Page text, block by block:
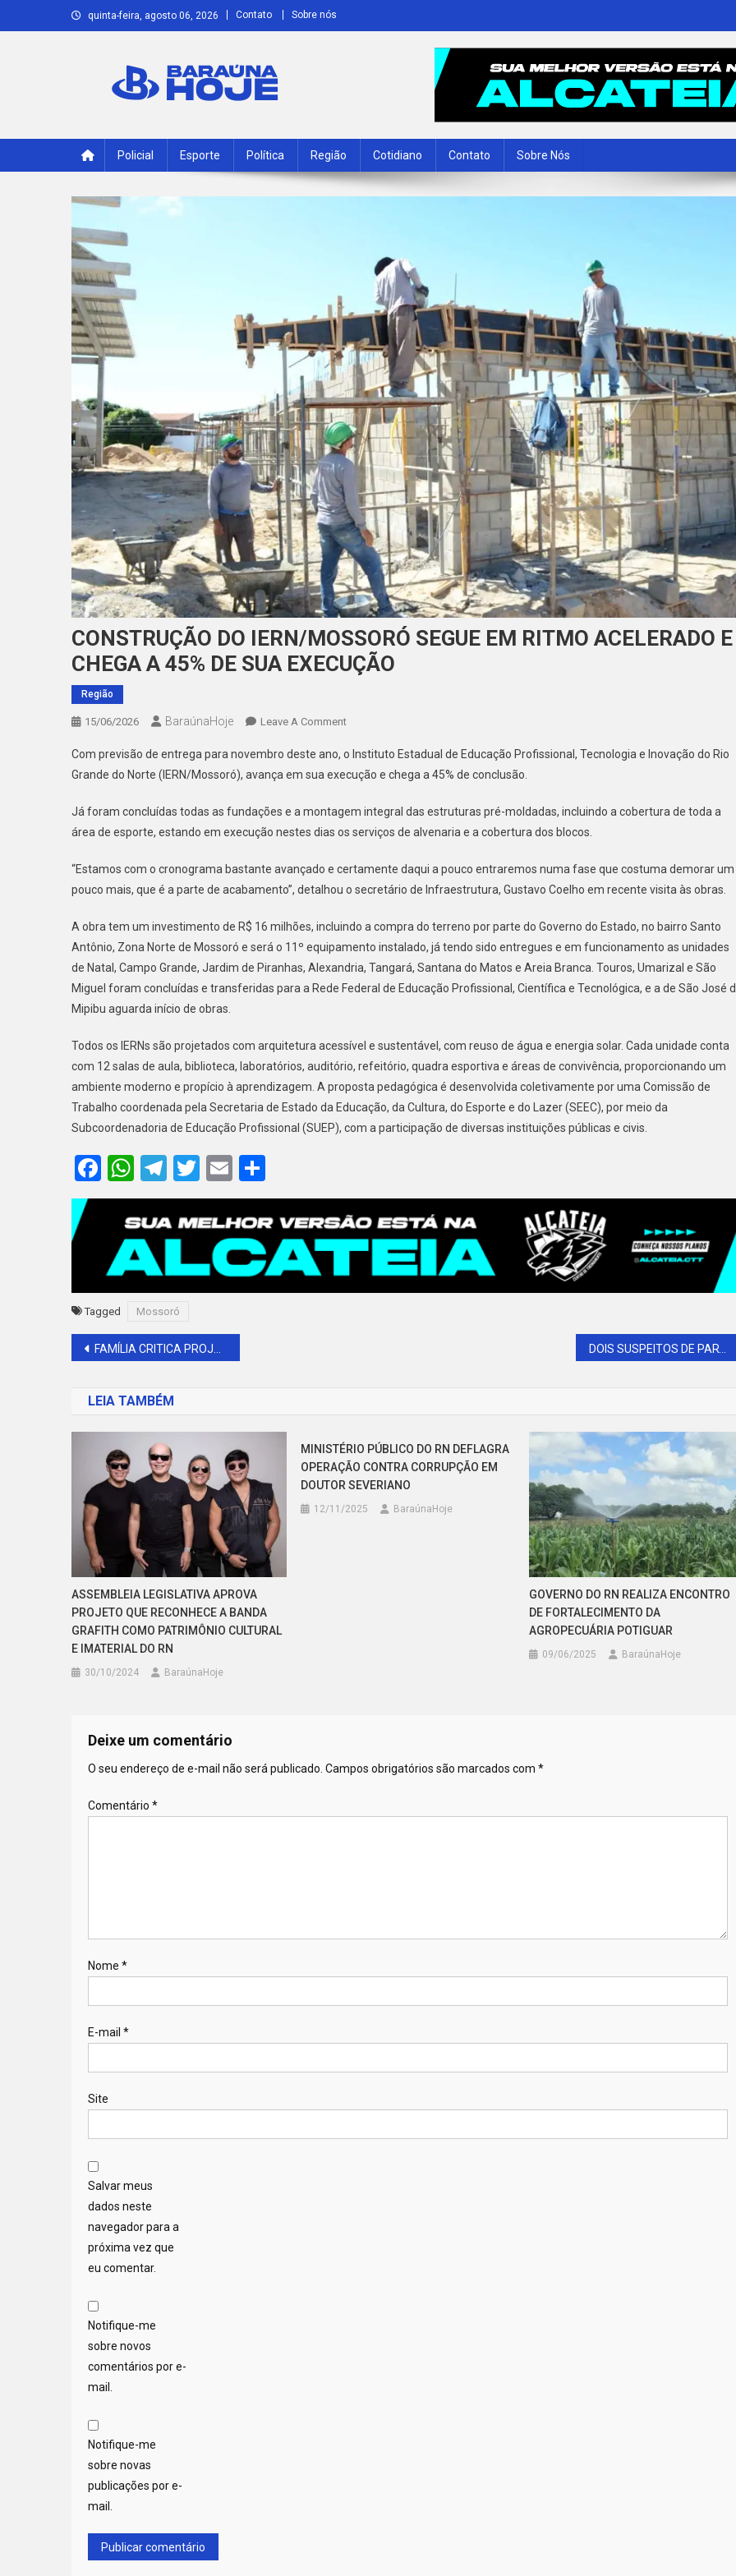
to
quinta-feira, agosto 06, 2026 Contato Sobre nós
Policial Esporte Política Região Cotidiano Contato Sobre Nós
CONSTRUÇÃO DO IERN/MOSSORÓ SEGUE EM RITMO ACELERADO E
CHEGA A 45% DE SUA EXECUÇÃO
Região
15/06/2026 BaraúnaHoje Leave A CommentOn
DO
IERN/MOSSORÓ
EM
RITMO
E
CHEGA
45%
DE
SUA
EXECUÇÃO
Com previsão de entrega para novembro deste ano, o Instituto Estadual de Educação Profissional, Tecnologia e Inovação do Rio
Grande do Norte (IERN/Mossoró), avança em sua execução e chega a 45% de conclusão.
Já foram concluídas todas as fundações e a montagem integral das estruturas pré-moldadas, incluindo a cobertura de toda a
área de esporte, estando em execução nestes dias os serviços de alvenaria e a cobertura dos blocos.
“Estamos com o cronograma bastante avançado e certamente daqui a pouco entraremos numa fase que costuma demorar um
pouco mais, que é a parte de acabamento”, detalhou o secretário de Infraestrutura, Gustavo Coelho em recente visita às obras.
A obra tem um investimento de R$ 16 milhões, incluindo a compra do terreno por parte do Governo do Estado, no bairro Santo
Antônio, Zona Norte de Mossoró e será o 11º equipamento instalado, já tendo sido entregues e em funcionamento as unidades
de Natal, Campo Grande, Jardim de Piranhas, Alexandria, Tangará, Santana do Matos e Areia Branca. Touros, Umarizal e São
Miguel foram concluídas e transferidas para a Rede Federal de Educação Profissional, Científica e Tecnológica, e a de São José
Mipibu aguarda início de obras.
Todos os IERNs são projetados com arquitetura acessível e sustentável, com reuso de água e energia solar. Cada unidade conta
com 12 salas de aula, biblioteca, laboratórios, auditório, refeitório, quadra esportiva e áreas de convivência, proporcionando um
ambiente moderno e propício à aprendizagem. A proposta pedagógica é desenvolvida coletivamente por uma Comissão de
Trabalho coordenada pela Secretaria de Estado da Educação, da Cultura, do Esporte e do Lazer (SEEC), por meio da
Subcoordenadoria de Educação Profissional (SUEP), com a participação de diversas instituições públicas e civis.
Facebook
WhatsApp
Telegram
Twitter
Email
Tagged Mossoró
Navegação
Post
FAMÍLIA CRITICA PROJETO QUE RETIRA HOMENAGEM A JOSÉ VITALINO REINALDO EM BARAÚNA
LEIA TAMBÉM
ASSEMBLEIA LEGISLATIVA APROVA
PROJETO QUE RECONHECE A BANDA
GRAFITH COMO PATRIMÔNIO CULTURAL
E IMATERIAL DO RN
30/10/2024 BaraúnaHoje
MINISTÉRIO PÚBLICO DO RN DEFLAGRA
OPERAÇÃO CONTRA CORRUPÇÃO EM
DOUTOR SEVERIANO
12/11/2025 BaraúnaHoje
GOVERNO DO RN REALIZA ENCONTRO
DE FORTALECIMENTO DA
AGROPECUÁRIA POTIGUAR
09/06/2025 BaraúnaHoje
Deixe um comentário
O seu endereço de e-mail não será publicado. Campos obrigatórios são marcados com *
Comentário *
Nome *
E-mail *
Site
Salvar meus
dados neste
navegador para a
próxima vez que
eu comentar.
Notifique-me
sobre novos
comentários por e-
mail.
Notifique-me
sobre novas
publicações por e-
mail.